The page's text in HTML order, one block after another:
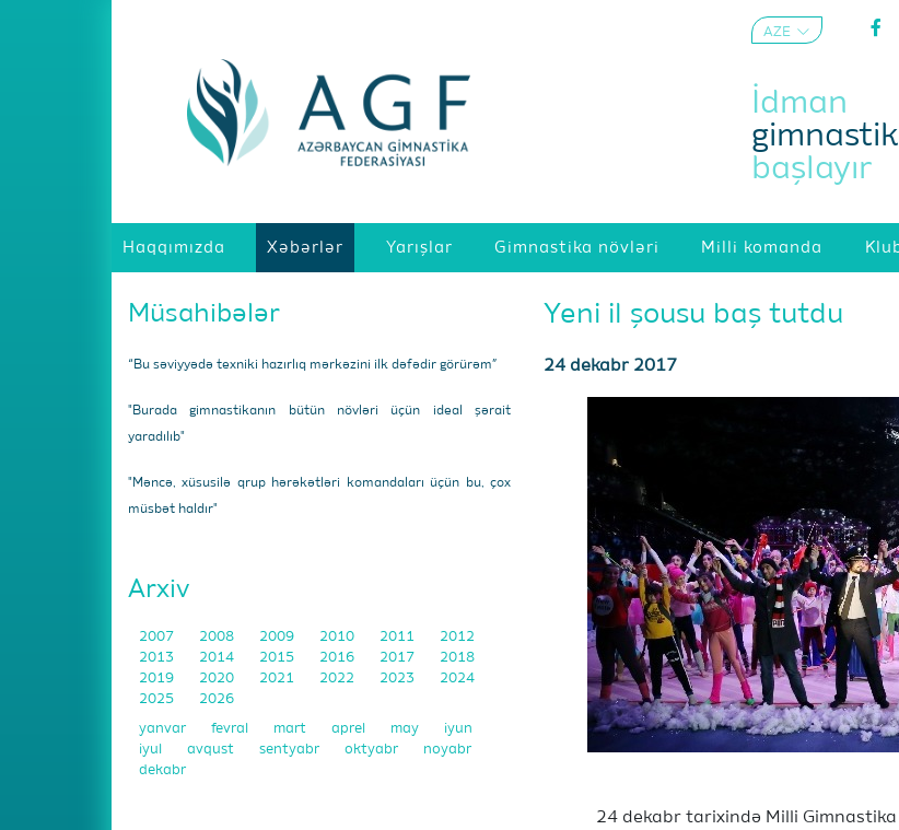
AZE
İdman
başlayır
Haqqımızda Xəbərlər Yarışlar Gimnastika növləri Milli komanda
Müsahibələr
“Bu səviyyədə texniki hazırlıq mərkəzini ilk dəfədir görürəm”
"Burada gimnastikanın bütün növləri üçün ideal şərait
yaradılıb"
"Məncə, xüsusilə qrup hərəkətləri komandaları üçün bu, çox
müsbət haldır"
Arxiv
2007 2008 2009 2010 2011
2012
2013
2014 2015 2016 2017
2018
2019
2020 2021 2022 2023
2024
2025
2026
yanvar fevral mart aprel may
iyun
iyul
avqust sentyabr oktyabr
noyabr
dekabr
Yeni il şousu baş tutdu
24 dekabr 2017
24 dekabr tarixində Milli Gimnastika